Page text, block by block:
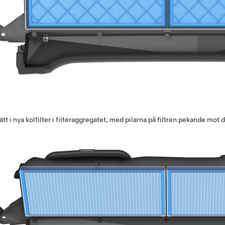
i nya kolfilter i filteraggregatet, med pilarna på filtren pekande mot